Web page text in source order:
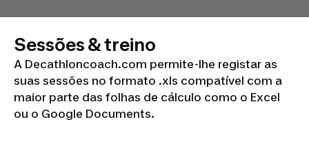
Sessões & treino
A Decathloncoach.com permite-lhe registar as
suas sessões no formato .xls compatível com a
maior parte das folhas de cálculo como o Excel
ou o Google Documents.